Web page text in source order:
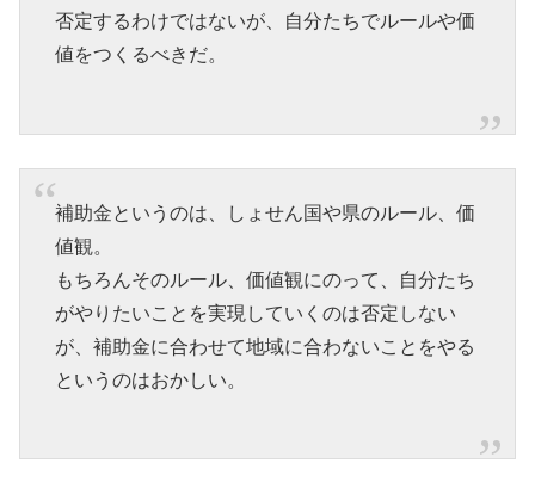
否定するわけではないが、自分たちでルールや価
値をつくるべきだ。
補助金というのは、しょせん国や県のルール、価
値観。
もちろんそのルール、価値観にのって、自分たち
がやりたいことを実現していくのは否定しない
が、補助金に合わせて地域に合わないことをやる
というのはおかしい。